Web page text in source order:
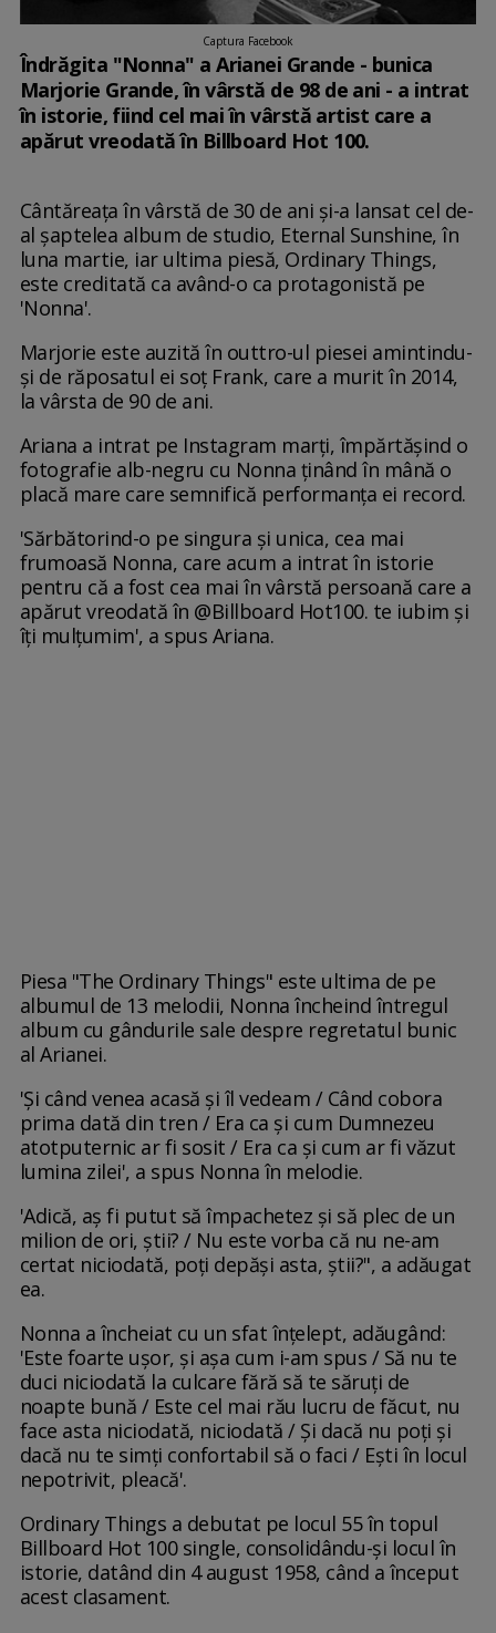
Captura Facebook
Îndrăgita "Nonna" a Arianei Grande - bunica
Marjorie Grande, în vârstă de 98 de ani - a intrat
în istorie, fiind cel mai în vârstă artist care a
apărut vreodată în Billboard Hot 100.
Cântăreața în vârstă de 30 de ani și-a lansat cel de-
al șaptelea album de studio, Eternal Sunshine, în
luna martie, iar ultima piesă, Ordinary Things,
este creditată ca având-o ca protagonistă pe
'Nonna'.
Marjorie este auzită în outtro-ul piesei amintindu-
și de răposatul ei soț Frank, care a murit în 2014,
la vârsta de 90 de ani.
Ariana a intrat pe Instagram marți, împărtășind o
fotografie alb-negru cu Nonna ținând în mână o
placă mare care semnifică performanța ei record.
'Sărbătorind-o pe singura și unica, cea mai
frumoasă Nonna, care acum a intrat în istorie
pentru că a fost cea mai în vârstă persoană care a
apărut vreodată în @Billboard Hot100. te iubim și
îți mulțumim', a spus Ariana.
Piesa "The Ordinary Things" este ultima de pe
albumul de 13 melodii, Nonna încheind întregul
album cu gândurile sale despre regretatul bunic
al Arianei.
'Și când venea acasă și îl vedeam / Când cobora
prima dată din tren / Era ca și cum Dumnezeu
atotputernic ar fi sosit / Era ca și cum ar fi văzut
lumina zilei', a spus Nonna în melodie.
'Adică, aș fi putut să împachetez și să plec de un
milion de ori, știi? / Nu este vorba că nu ne-am
certat niciodată, poți depăși asta, știi?", a adăugat
ea.
Nonna a încheiat cu un sfat înțelept, adăugând:
'Este foarte ușor, și așa cum i-am spus / Să nu te
duci niciodată la culcare fără să te săruți de
noapte bună / Este cel mai rău lucru de făcut, nu
face asta niciodată, niciodată / Și dacă nu poți și
dacă nu te simți confortabil să o faci / Ești în locul
nepotrivit, pleacă'.
Ordinary Things a debutat pe locul 55 în topul
Billboard Hot 100 single, consolidându-și locul în
istorie, datând din 4 august 1958, când a început
acest clasament.